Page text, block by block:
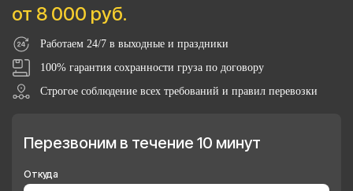
от 8 000 руб.
Работаем 24/7 в выходные и праздники
100% гарантия сохранности груза по договору
Строгое соблюдение всех требований и правил перевозки
Перезвоним в течение 10 минут
Откуда